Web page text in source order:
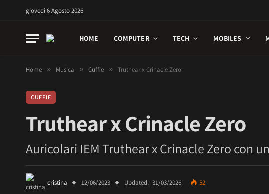
giovedì 6 Agosto 2026
HOME COMPUTER TECH MOBILES
Home » Musica » Cuffie » Truthear x Crinacle Zero
CUFFIE
Truthear x Crinacle Zero
Auricolari IEM Truthear x Crinacle Zero con
cristina 12/06/2023 Updated: 31/03/2026 52